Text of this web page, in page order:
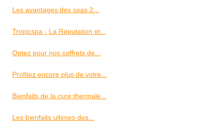
Les avantages des spas 2...
Tropicspa - La Réputation et...
Optez pour nos coffrets de...
Profitez encore plus de votre...
Bienfaits de la cure thermale...
Les bienfaits ultimes des...